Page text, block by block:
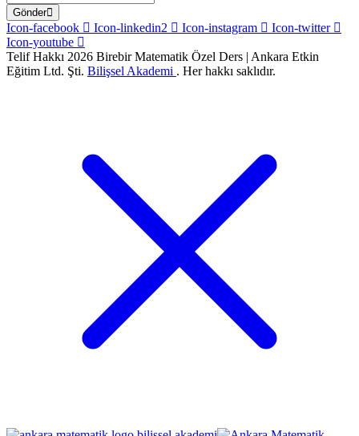
Gönder
Icon-facebook Icon-linkedin2 Icon-instagram
Icon-twitter
Icon-youtube
Telif Hakkı 2026 Birebir Matematik Özel Ders | Ankara Etkin
Eğitim Ltd. Şti. Bilişsel Akademi . Her hakkı saklıdır.